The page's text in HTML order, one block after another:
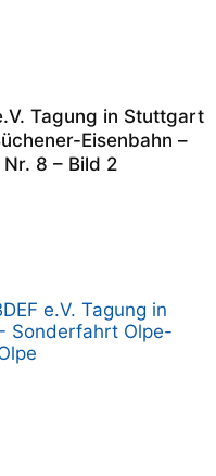
Tagung in Stuttgart
Eisenbahn –
8 – Bild 2